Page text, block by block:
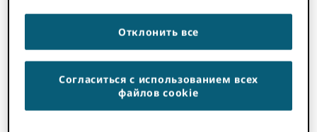
позволяет экономически
интеграцию в ваши системы и
максимизировать ценность
ORCID в вашу организацию.
Только некоммерческие
Отклонить все
Согласиться с использованием всех
файлов cookie